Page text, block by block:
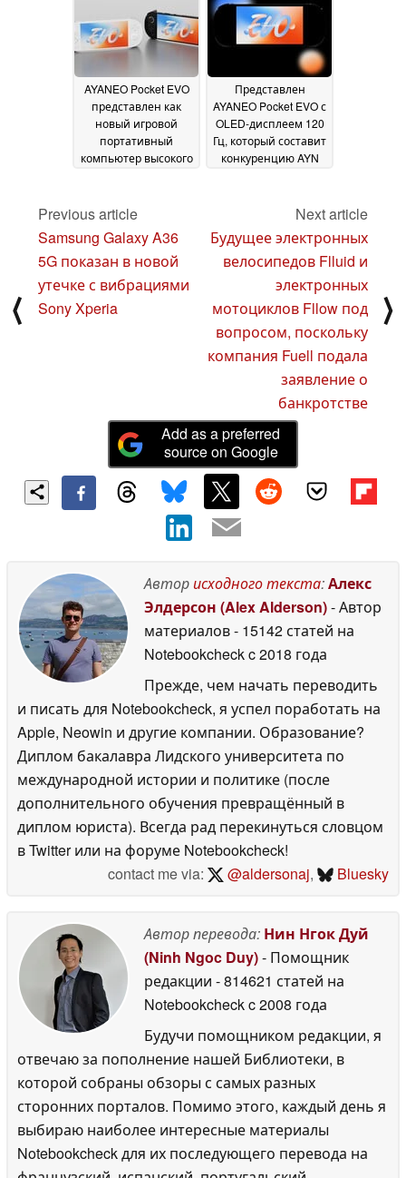
2024
AYANEO Pocket EVO
представлен как
новый игровой
портативный
компьютер высокого
мощностью, чем AYN
11 July 2024
Представлен
AYANEO Pocket EVO с
OLED-дисплеем 120
Гц, который составит
конкуренцию AYN
устройствам06 July
2024
⟨
Previous article
Samsung Galaxy A36
5G показан в новой
утечке с вибрациями
Sony Xperia
Next article
Будущее электронных
велосипедов Flluid и
электронных
мотоциклов Fllow под
вопросом, поскольку
компания Fuell подала
заявление о
банкротстве
⟩
Add as a preferred
source on Google
Авторисходного текста:Алекс
Элдерсон (Alex Alderson)- Автор
материалов- 15142 статей на
Notebookcheckc 2018 года
Прежде, чем начать переводить
и писать для Notebookcheck, я успел поработать на
Apple, Neowin и другие компании. Образование?
Диплом бакалавра Лидского университета по
международной истории и политике (после
дополнительного обучения превращённый в
диплом юриста). Всегда рад перекинуться словцом
в Twitter или на форуме Notebookcheck!
contact me via:
@aldersonaj, Bluesky
Автор перевода: Нин Нгок Дуй
(Ninh Ngoc Duy)- Помощник
редакции - 814621 статей на
Notebookcheckc 2008 года
Будучи помощником редакции, я
отвечаю за пополнение нашей Библиотеки, в
которой собраны обзоры с самых разных
сторонних порталов. Помимо этого, каждый день я
выбираю наиболее интересные материалы
Notebookcheck для их последующего перевода на